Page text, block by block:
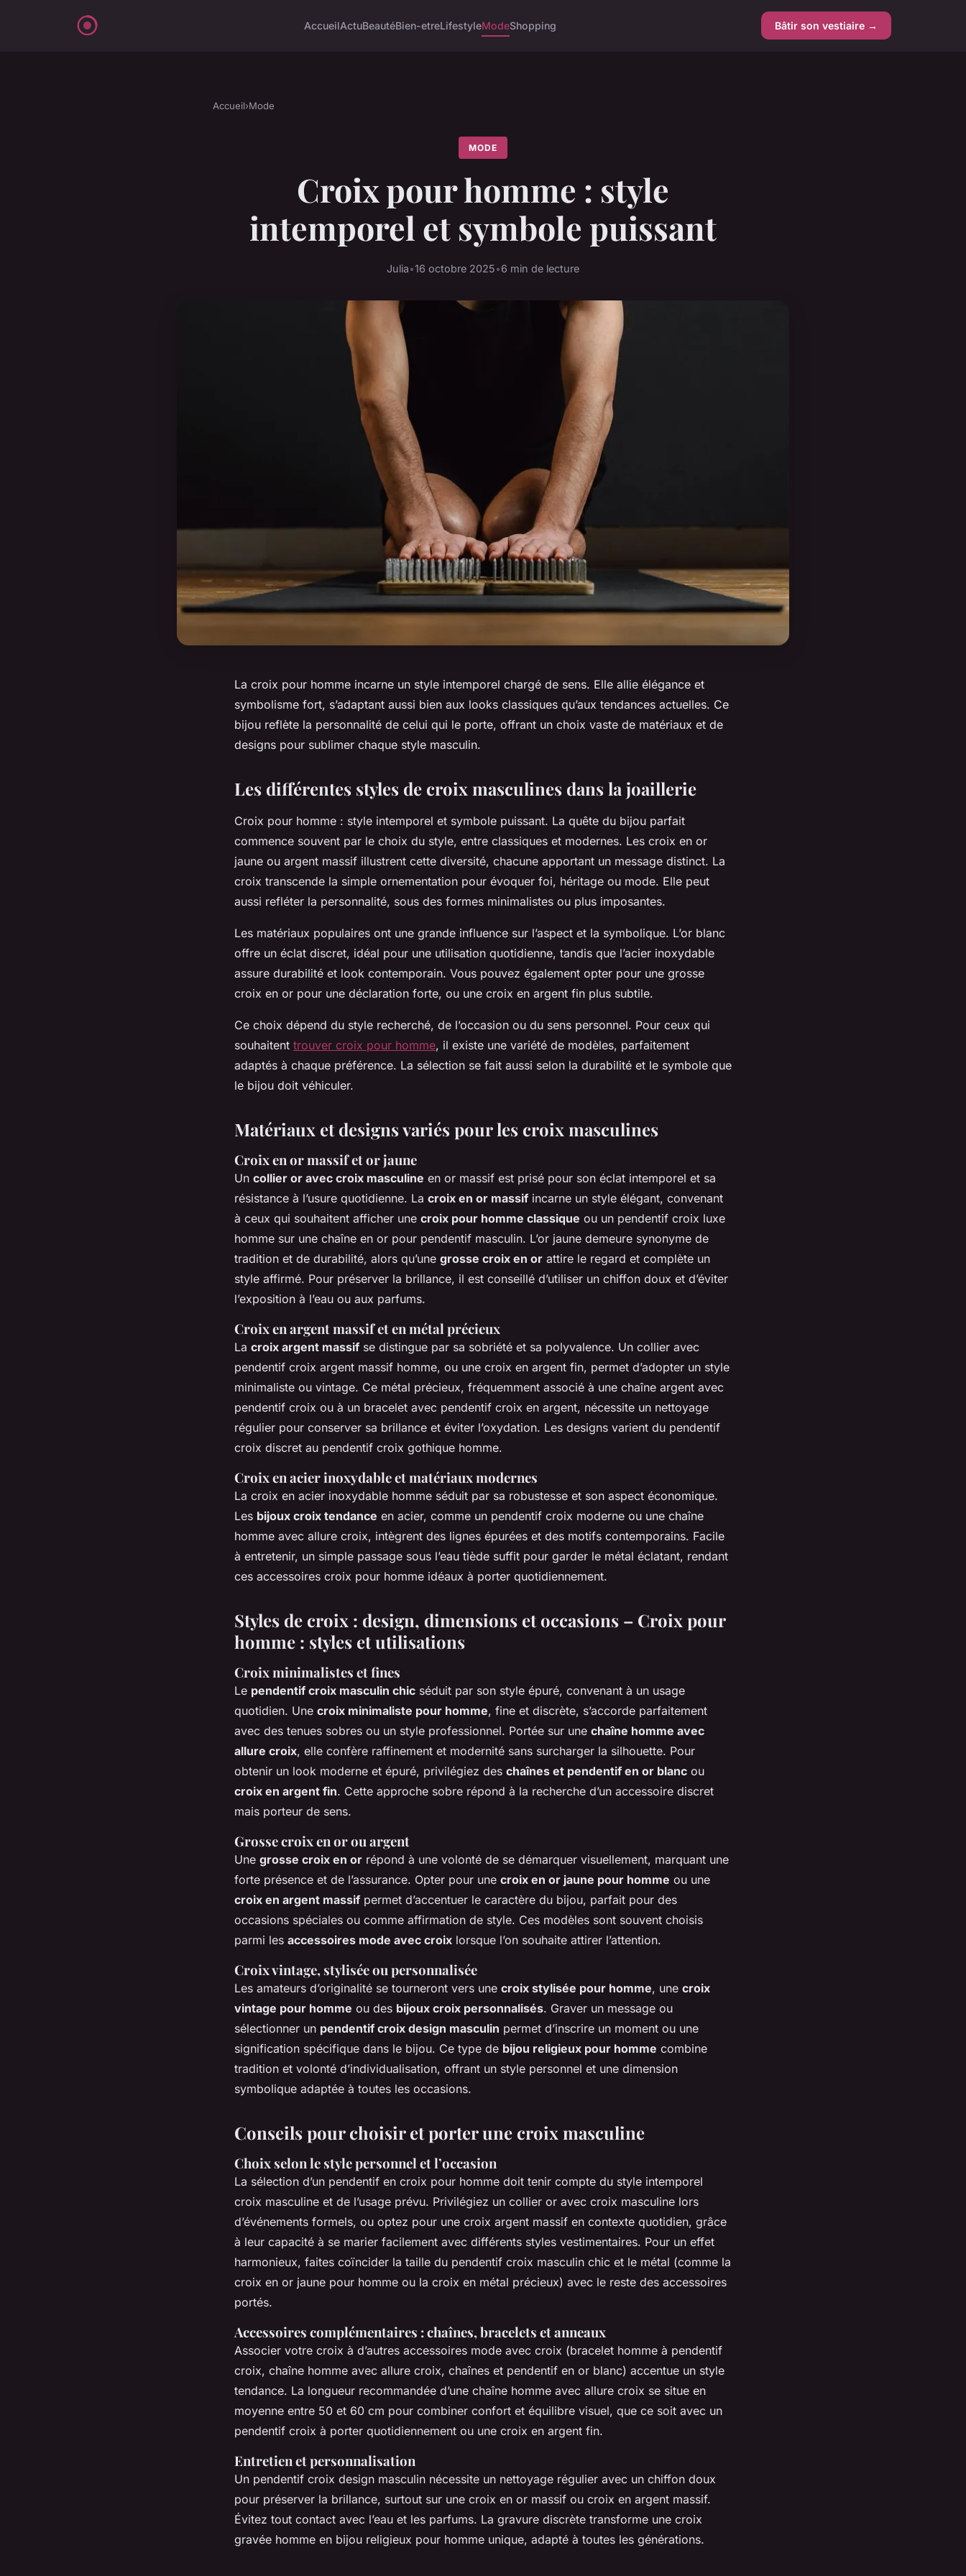
AccueilActuBeautéBien-etreLifestyleModeShopping Bâtir son vestiaire →
Accueil›Mode
MODE
Croix pour homme : style
intemporel et symbole puissant
Julia•16 octobre 2025•6 min de lecture
La croix pour homme incarne un style intemporel chargé de sens. Elle allie élégance et
symbolisme fort, s’adaptant aussi bien aux looks classiques qu’aux tendances actuelles. Ce
bijou reflète la personnalité de celui qui le porte, offrant un choix vaste de matériaux et de
designs pour sublimer chaque style masculin.
Les différentes styles de croix masculines dans la joaillerie
Croix pour homme : style intemporel et symbole puissant. La quête du bijou parfait
commence souvent par le choix du style, entre classiques et modernes. Les croix en or
jaune ou argent massif illustrent cette diversité, chacune apportant un message distinct. La
croix transcende la simple ornementation pour évoquer foi, héritage ou mode. Elle peut
aussi refléter la personnalité, sous des formes minimalistes ou plus imposantes.
Les matériaux populaires ont une grande influence sur l’aspect et la symbolique. L’or blanc
offre un éclat discret, idéal pour une utilisation quotidienne, tandis que l’acier inoxydable
assure durabilité et look contemporain. Vous pouvez également opter pour une grosse
croix en or pour une déclaration forte, ou une croix en argent fin plus subtile.
Ce choix dépend du style recherché, de l’occasion ou du sens personnel. Pour ceux qui
souhaitent trouver croix pour homme, il existe une variété de modèles, parfaitement
adaptés à chaque préférence. La sélection se fait aussi selon la durabilité et le symbole que
le bijou doit véhiculer.
Matériaux et designs variés pour les croix masculines
Croix en or massif et or jaune
Un collier or avec croix masculine en or massif est prisé pour son éclat intemporel et sa
résistance à l’usure quotidienne. La croix en or massif incarne un style élégant, convenant
à ceux qui souhaitent afficher une croix pour homme classique ou un pendentif croix luxe
homme sur une chaîne en or pour pendentif masculin. L’or jaune demeure synonyme de
tradition et de durabilité, alors qu’une grosse croix en or attire le regard et complète un
style affirmé. Pour préserver la brillance, il est conseillé d’utiliser un chiffon doux et d’éviter
l’exposition à l’eau ou aux parfums.
Croix en argent massif et en métal précieux
La croix argent massif se distingue par sa sobriété et sa polyvalence. Un collier avec
pendentif croix argent massif homme, ou une croix en argent fin, permet d’adopter un style
minimaliste ou vintage. Ce métal précieux, fréquemment associé à une chaîne argent avec
pendentif croix ou à un bracelet avec pendentif croix en argent, nécessite un nettoyage
régulier pour conserver sa brillance et éviter l’oxydation. Les designs varient du pendentif
croix discret au pendentif croix gothique homme.
Croix en acier inoxydable et matériaux modernes
La croix en acier inoxydable homme séduit par sa robustesse et son aspect économique.
Les bijoux croix tendance en acier, comme un pendentif croix moderne ou une chaîne
homme avec allure croix, intègrent des lignes épurées et des motifs contemporains. Facile
à entretenir, un simple passage sous l’eau tiède suffit pour garder le métal éclatant, rendant
ces accessoires croix pour homme idéaux à porter quotidiennement.
Styles de croix : design, dimensions et occasions – Croix pour
homme : styles et utilisations
Croix minimalistes et fines
Le pendentif croix masculin chic séduit par son style épuré, convenant à un usage
quotidien. Une croix minimaliste pour homme, fine et discrète, s’accorde parfaitement
avec des tenues sobres ou un style professionnel. Portée sur une chaîne homme avec
allure croix, elle confère raffinement et modernité sans surcharger la silhouette. Pour
obtenir un look moderne et épuré, privilégiez des chaînes et pendentif en or blanc ou
croix en argent fin. Cette approche sobre répond à la recherche d’un accessoire discret
mais porteur de sens.
Grosse croix en or ou argent
Une grosse croix en or répond à une volonté de se démarquer visuellement, marquant une
forte présence et de l’assurance. Opter pour une croix en or jaune pour homme ou une
croix en argent massif permet d’accentuer le caractère du bijou, parfait pour des
occasions spéciales ou comme affirmation de style. Ces modèles sont souvent choisis
parmi les accessoires mode avec croix lorsque l’on souhaite attirer l’attention.
Croix vintage, stylisée ou personnalisée
Les amateurs d’originalité se tourneront vers une croix stylisée pour homme, une croix
vintage pour homme ou des bijoux croix personnalisés. Graver un message ou
sélectionner un pendentif croix design masculin permet d’inscrire un moment ou une
signification spécifique dans le bijou. Ce type de bijou religieux pour homme combine
tradition et volonté d’individualisation, offrant un style personnel et une dimension
symbolique adaptée à toutes les occasions.
Conseils pour choisir et porter une croix masculine
Choix selon le style personnel et l’occasion
La sélection d’un pendentif en croix pour homme doit tenir compte du style intemporel
croix masculine et de l’usage prévu. Privilégiez un collier or avec croix masculine lors
d’événements formels, ou optez pour une croix argent massif en contexte quotidien, grâce
à leur capacité à se marier facilement avec différents styles vestimentaires. Pour un effet
harmonieux, faites coïncider la taille du pendentif croix masculin chic et le métal (comme la
croix en or jaune pour homme ou la croix en métal précieux) avec le reste des accessoires
portés.
Accessoires complémentaires : chaînes, bracelets et anneaux
Associer votre croix à d’autres accessoires mode avec croix (bracelet homme à pendentif
croix, chaîne homme avec allure croix, chaînes et pendentif en or blanc) accentue un style
tendance. La longueur recommandée d’une chaîne homme avec allure croix se situe en
moyenne entre 50 et 60 cm pour combiner confort et équilibre visuel, que ce soit avec un
pendentif croix à porter quotidiennement ou une croix en argent fin.
Entretien et personnalisation
Un pendentif croix design masculin nécessite un nettoyage régulier avec un chiffon doux
pour préserver la brillance, surtout sur une croix en or massif ou croix en argent massif.
Évitez tout contact avec l’eau et les parfums. La gravure discrète transforme une croix
gravée homme en bijou religieux pour homme unique, adapté à toutes les générations.